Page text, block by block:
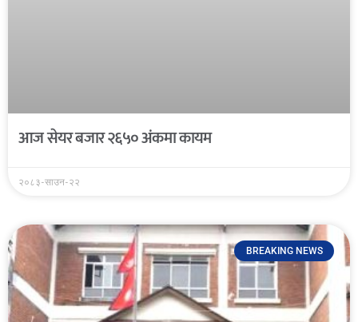
आज सेयर बजार २६५० अंकमा कायम
२०८३-साउन-२२
BREAKING NEWS